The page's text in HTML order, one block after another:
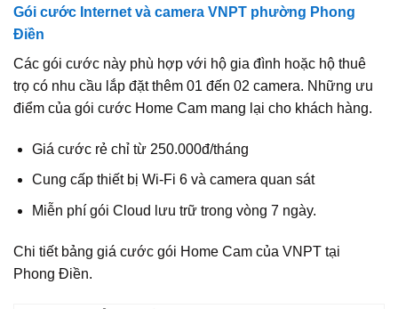
Gói cước Internet và camera VNPT phường Phong
Điền
Các gói cước này phù hợp với hộ gia đình hoặc hộ thuê
trọ có nhu cầu lắp đặt thêm 01 đến 02 camera. Những ưu
điểm của gói cước Home Cam mang lại cho khách hàng.
Giá cước rẻ chỉ từ 250.000đ/tháng
Cung cấp thiết bị Wi-Fi 6 và camera quan sát
Miễn phí gói Cloud lưu trữ trong vòng 7 ngày.
Chi tiết bảng giá cước gói Home Cam của VNPT tại
Phong Điền.